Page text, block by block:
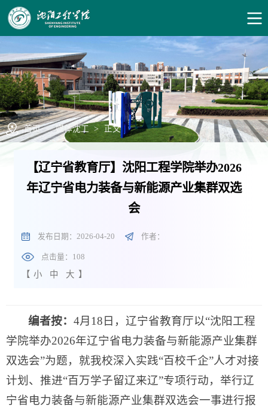
首页 > 媒体沈工 > 正文
【辽宁省教育厅】沈阳工程学院举办2026
年辽宁省电力装备与新能源产业集群双选
会
发布日期：2026-04-20 作者：
点击量： 108
【 小 中 大 】
编者按：4月18日，辽宁省教育厅以“沈阳工程
学院举办2026年辽宁省电力装备与新能源产业集群
双选会”为题，就我校深入实践“百校千企”人才对接
计划、推进“百万学子留辽来辽”专项行动，举行辽
宁省电力装备与新能源产业集群双选会一事进行报